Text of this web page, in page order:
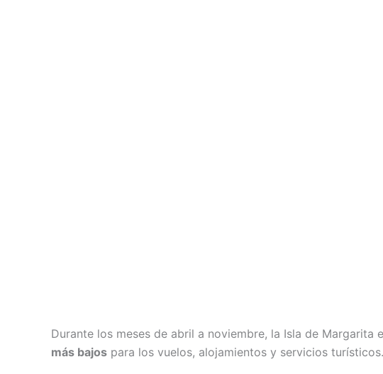
Durante los meses de abril a noviembre, la Isla de
más bajos para los vuelos, alojamientos y servicios turísticos.